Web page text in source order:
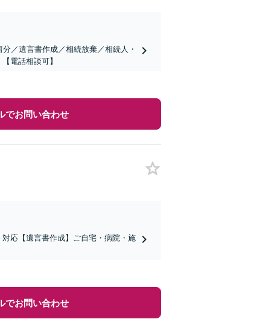
／遺言書作成／相続放棄／相続人・
電話相談可】
でお問い合わせ
応【遺言書作成】ご自宅・病院・施
でお問い合わせ